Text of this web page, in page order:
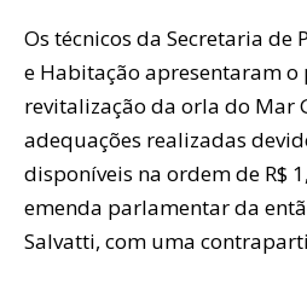
Os técnicos da Secretaria de
e Habitação apresentaram o
revitalização da orla do Mar
adequações realizadas
disponíveis na ordem de R$
emenda parlamentar da
Salvatti, com uma